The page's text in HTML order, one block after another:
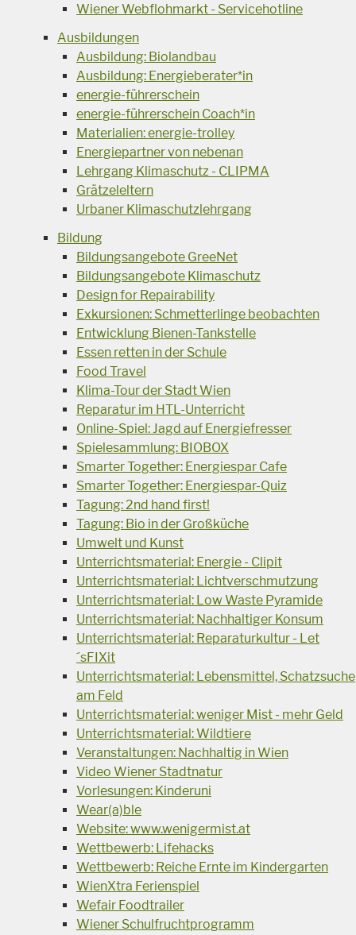
Wiener Webflohmarkt - Servicehotline
Ausbildungen
Ausbildung: Biolandbau
Ausbildung: Energieberater*in
energie-führerschein
energie-führerschein Coach*in
Materialien: energie-trolley
Energiepartner von nebenan
Lehrgang Klimaschutz - CLIPMA
Grätzeleltern
Urbaner Klimaschutzlehrgang
Bildung
Bildungsangebote GreeNet
Bildungsangebote Klimaschutz
Design for Repairability
Exkursionen: Schmetterlinge beobachten
Entwicklung Bienen-Tankstelle
Essen retten in der Schule
Food Travel
Klima-Tour der Stadt Wien
Reparatur im HTL-Unterricht
Online-Spiel: Jagd auf Energiefresser
Spielesammlung: BIOBOX
Smarter Together: Energiespar Cafe
Smarter Together: Energiespar-Quiz
Tagung: 2nd hand first!
Tagung: Bio in der Großküche
Umwelt und Kunst
Unterrichtsmaterial: Energie - Clipit
Unterrichtsmaterial: Lichtverschmutzung
Unterrichtsmaterial: Low Waste Pyramide
Unterrichtsmaterial: Nachhaltiger Konsum
Unterrichtsmaterial: Reparaturkultur - Let
´sFIXit
Unterrichtsmaterial: Lebensmittel, Schatzsuche
am Feld
Unterrichtsmaterial: weniger Mist - mehr Geld
Unterrichtsmaterial: Wildtiere
Veranstaltungen: Nachhaltig in Wien
Video Wiener Stadtnatur
Vorlesungen: Kinderuni
Wear(a)ble
Website: www.wenigermist.at
Wettbewerb: Lifehacks
Wettbewerb: Reiche Ernte im Kindergarten
WienXtra Ferienspiel
Wefair Foodtrailer
Wiener Schulfruchtprogramm